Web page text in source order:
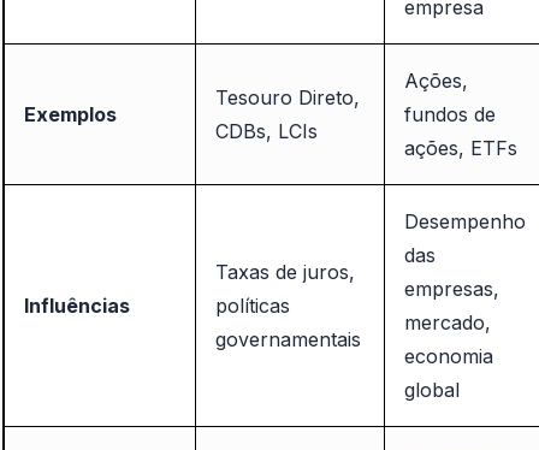
empresa
Exemplos
Tesouro Direto,
CDBs, LCIs
Ações,
fundos de
ações, ETFs
Influências
Taxas de juros,
políticas
governamentais
Desempenho
das
empresas,
mercado,
economia
global